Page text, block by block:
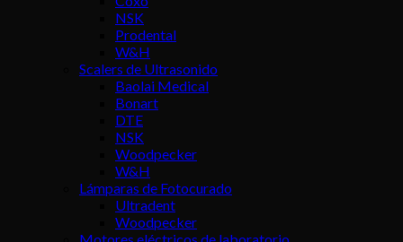
NSK
Prodental
W&H
Scalers de Ultrasonido
Baolai Medical
Bonart
DTE
NSK
Woodpecker
W&H
Lámparas de Fotocurado
Ultradent
Woodpecker